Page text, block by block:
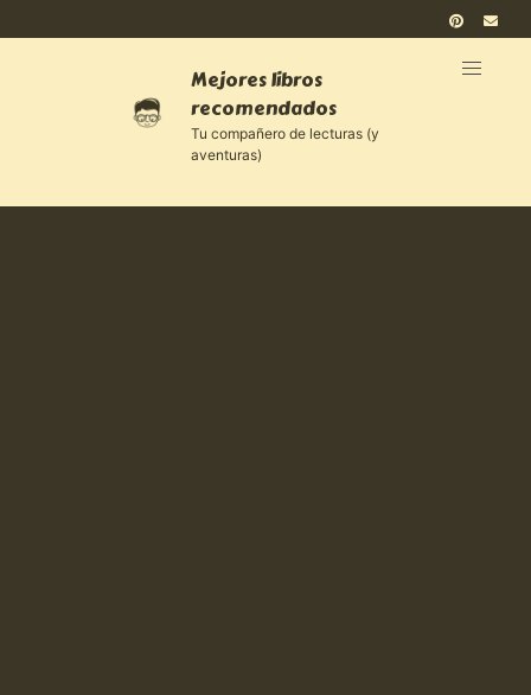
Mejores libros
recomendados
Tu compañero de lecturas (y
aventuras)